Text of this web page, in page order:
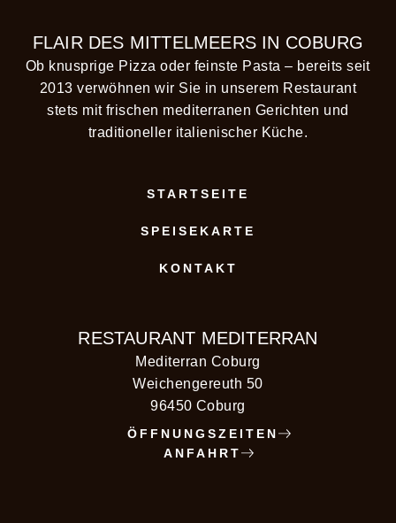
FLAIR DES MITTELMEERS IN COBURG
Ob knusprige Pizza oder feinste Pasta – bereits seit
2013 verwöhnen wir Sie in unserem Restaurant
stets mit frischen mediterranen Gerichten und
traditioneller italienischer Küche.
RESTAURANT MEDITERRAN
Mediterran Coburg
Weichengereuth 50
96450 Coburg
ÖFFNUNGSZEITEN
ANFAHRT
STARTSEITE
SPEISEKARTE
KONTAKT